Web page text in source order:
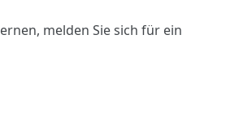
melden Sie sich für ein